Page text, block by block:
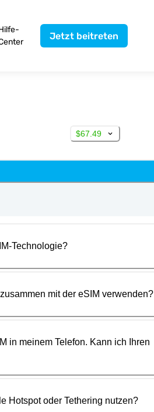
Jetzt beitreten
$67.49
Technologie?
mit der eSIM verwenden?
in meinem Telefon. Kann ich Ihren
Hotspot oder Tethering nutzen?